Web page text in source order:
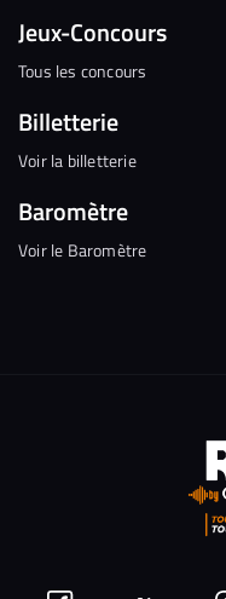
Jeux-Concours
Tous les concours
Billetterie
Voir la billetterie
Baromètre
Voir le Baromètre